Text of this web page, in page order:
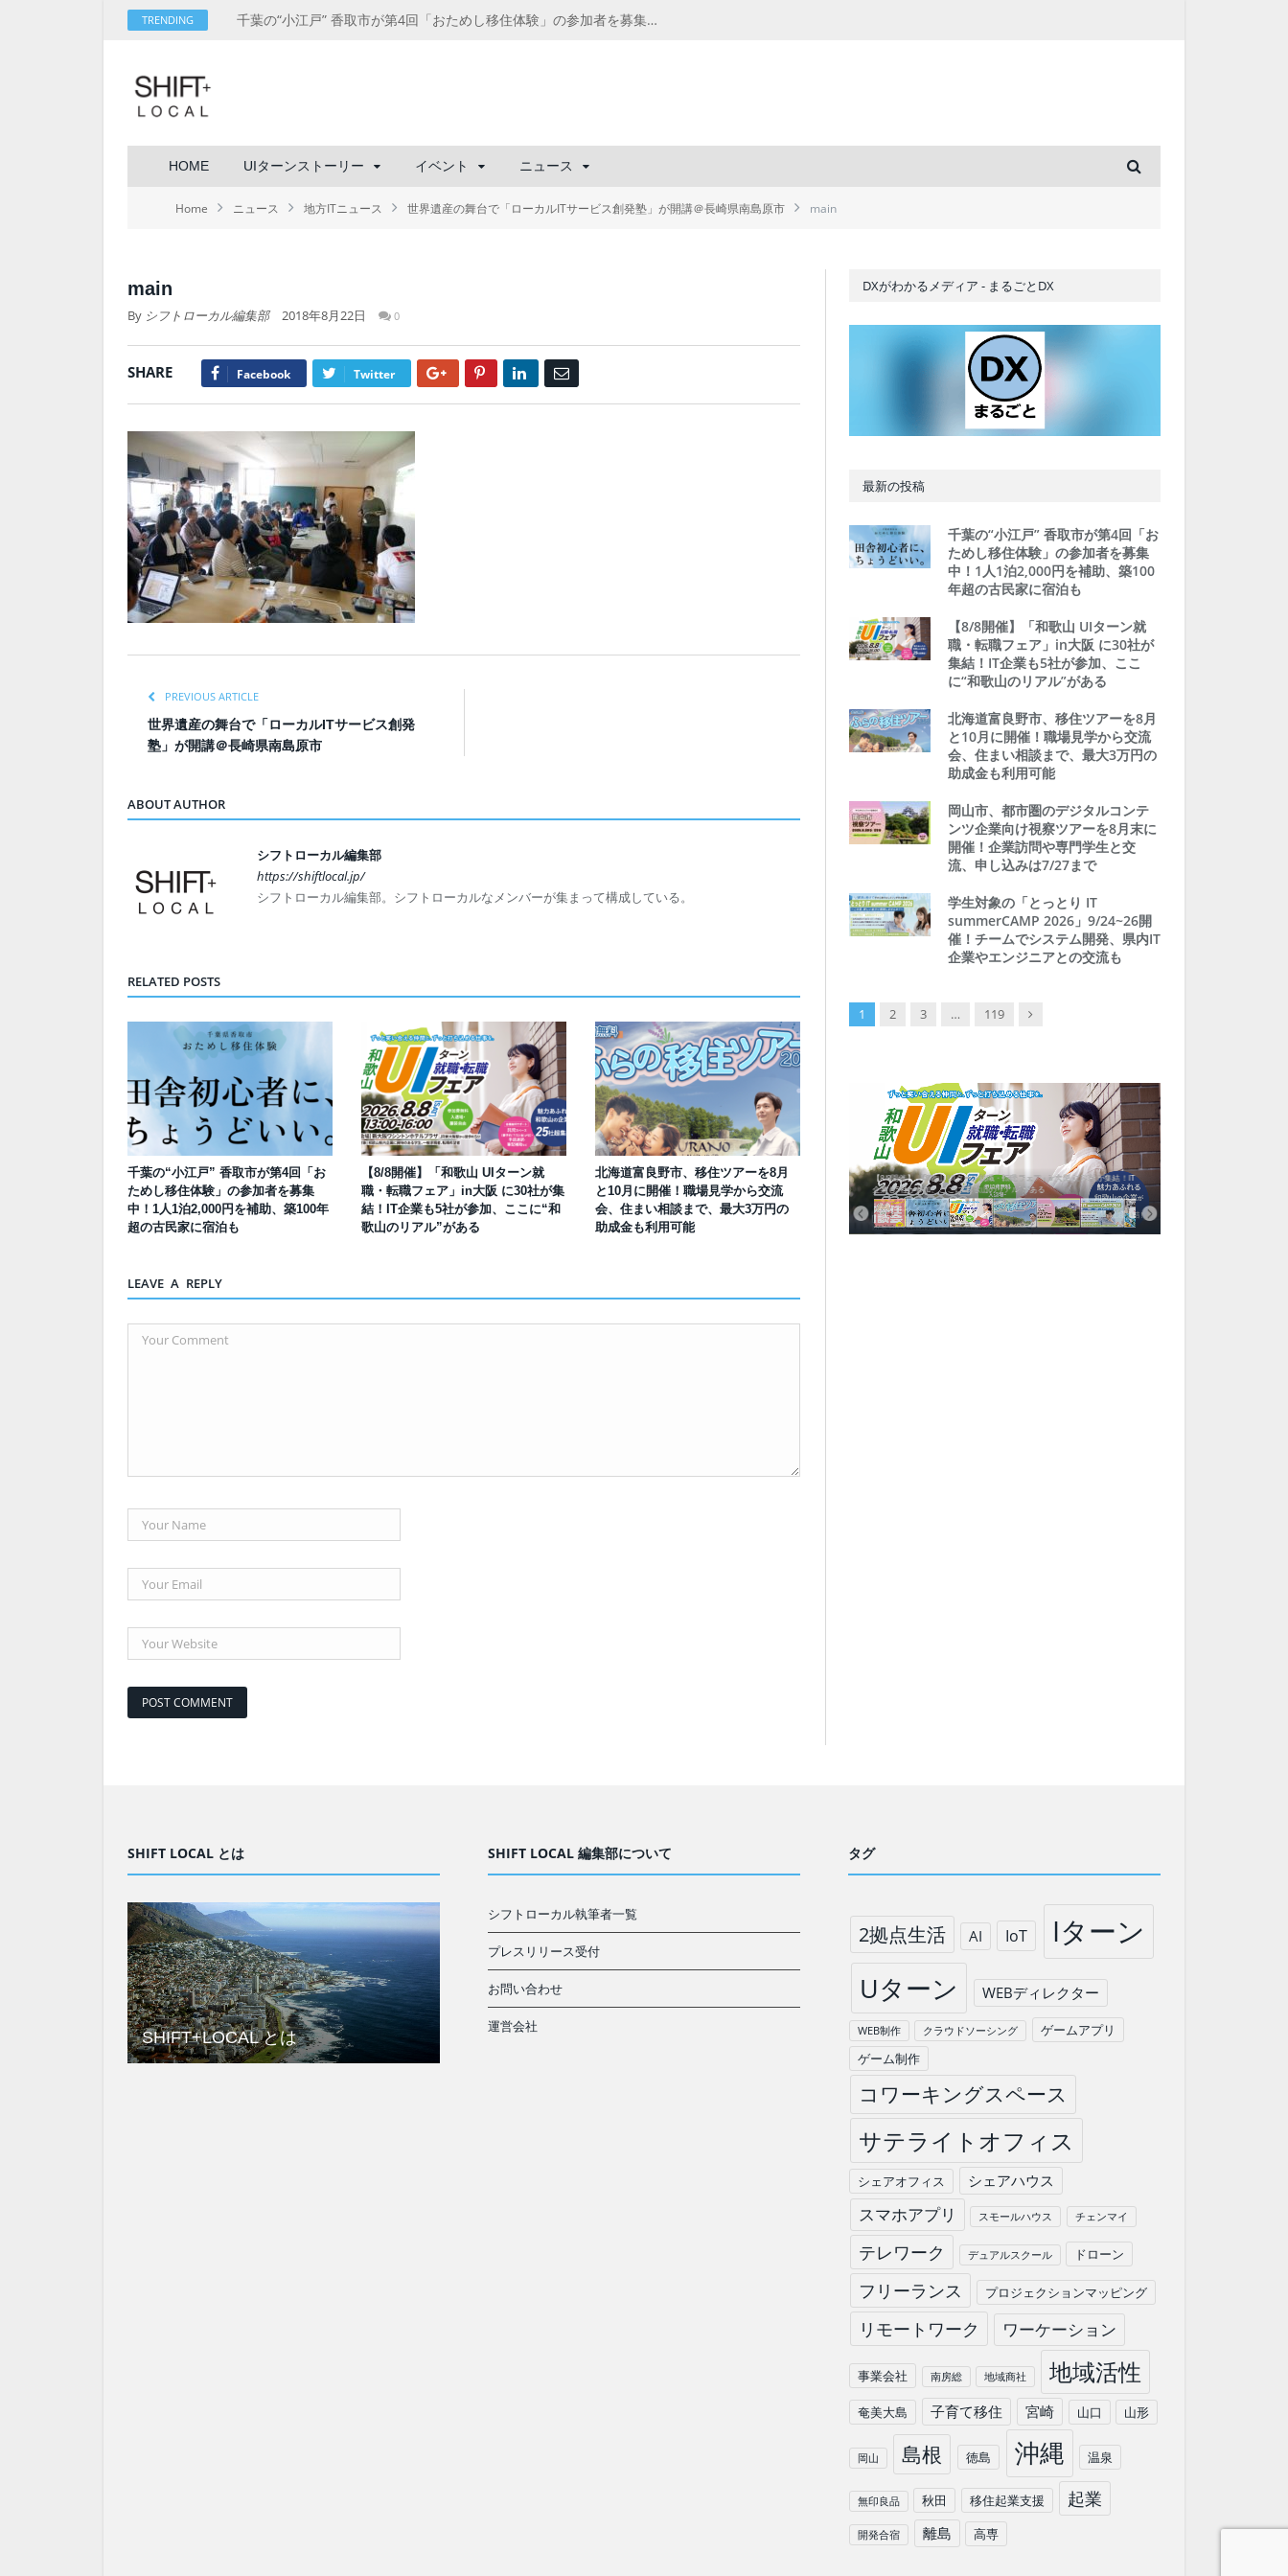
TRENDING 千葉の“小江戸” 香取市が第4回「おためし移住体験」の参加者を募集中！1人1泊2,000円を補助、築100年超の古民家に宿泊も
HOME UIターンストーリー イベント ニュース
Home ニュース 地方ITニュース 世界遺産の舞台で「ローカルITサービス創発塾」が開講＠長崎県南島原市 main
main
By シフトローカル編集部 2018年8月22日 0
SHARE Facebook Twitter Google+ Pinterest LinkedIn
PREVIOUS ARTICLE
世界遺産の舞台で「ローカルITサービス創発
塾」が開講＠長崎県南島原市
ABOUT AUTHOR
シフトローカル編集部
https://shiftlocal.jp/
シフトローカル編集部。シフトローカルなメンバーが集まって構成している。
RELATED POSTS
千葉の“小江戸” 香取市が第4回「お
ためし移住体験」の参加者を募集
中！1人1泊2,000円を補助、築100年
超の古民家に宿泊も
【8/8開催】「和歌山 UIターン就
職・転職フェア」in大阪 に30社が集
結！IT企業も5社が参加、ここに“和
歌山のリアル”がある
北海道富良野市、移住ツアーを8月
と10月に開催！職場見学から交流
会、住まい相談まで、最大3万円の
助成金も利用可能
LEAVE A REPLY
DXがわかるメディア - まるごとDX
最新の投稿
千葉の“小江戸” 香取市が第4回「お
ためし移住体験」の参加者を募集
中！1人1泊2,000円を補助、築100
年超の古民家に宿泊も
【8/8開催】「和歌山 UIターン就
職・転職フェア」in大阪 に30社が
集結！IT企業も5社が参加、ここ
に“和歌山のリアル”がある
北海道富良野市、移住ツアーを8月
と10月に開催！職場見学から交流
会、住まい相談まで、最大3万円の
助成金も利用可能
岡山市、都市圏のデジタルコンテ
ンツ企業向け視察ツアーを8月末に
開催！企業訪問や専門学生と交
流、申し込みは7/27まで
学生対象の「とっとり IT
summerCAMP 2026」9/24~26開
催！チームでシステム開発、県内IT
企業やエンジニアとの交流も
1 2 3 … 119 Next
千葉の“小江戸” 香取市が第4回「おためし移住体験」の参加者を募集中！1
人1泊2,000円を補助、築100年超の古民家に宿泊も
【8/8開催】「和歌山 UIターン就職・転職フェア」in大阪 に30社が集結！IT
企業も5社が参加、ここに“和歌山のリアル”がある
岡山市、都市圏のデジタルコンテンツ企業向け視察ツアーを8月末に開催！
企業訪問や専門学生と交流、申し込みは7/27まで
学生対象の「とっとり IT summerCAMP 2026」9/24~26開催！チームでシ
ステム開発、県内IT企業やエンジニアとの交流も
利用者の45％・100人超が移住！奈良市お試し移住制度、宿のオーナーがナ
ビゲートする新サービス「まち案内」が追加
愛知県西尾市、定住移住サイト「にし推し暮らし」を開設！転出者やファミ
リー層に魅力を発信、データや支援制度も充実
【6/27開催】参加無料！いしかわUIターン大相談会 in大阪 自治体・支援団
体に加え、能美市のソフトウェア開発会社も参戦
【6/20開催】「札幌UIターン就職フェアin東京」に優良企業28社が集結！エ
ンジニア募集のソフトウェア開発企業も複数参加
【6/13開催】島根県内18市町村、IT転職支援機関が大阪に集う移住相談会！
6/6には“人間関係”をテーマにオンラインツアー
SHIFT LOCAL とは
SHIFT+LOCAL とは
SHIFT LOCAL 編集部について
シフトローカル執筆者一覧
プレスリリース受付
お問い合わせ
運営会社
タグ
2拠点生活 AI IoT Iターン
Uターン WEBディレクター
WEB制作 クラウドソーシング
ゲームアプリ
ゲーム制作
コワーキングスペース
サテライトオフィス
シェアオフィス シェアハウス
スマホアプリ スモールハウス チェンマイ
テレワーク デュアルスクール ドローン
フリーランス プロジェクションマッピング
リモートワーク ワーケーション
事業会社 南房総 地域商社 地域活性
奄美大島 子育て移住 宮崎 山口 山形
岡山 島根 徳島 沖縄 温泉
無印良品 秋田 移住起業支援 起業
開発合宿 離島 高専